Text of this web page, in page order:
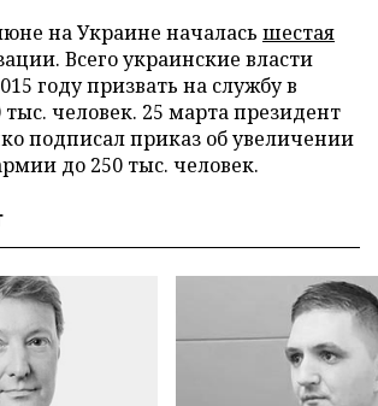
на Украине началась шестая
Всего украинские власти
году призвать на службу в
человек. 25 марта президент
подписал приказ об увеличении
до 250 тыс. человек.